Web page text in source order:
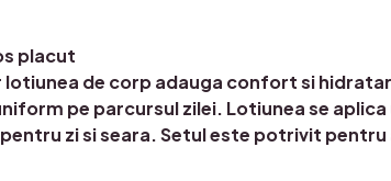
placut
de corp adauga confort si
pe parcursul zilei. Lotiunea se aplica
zi si seara. Setul este potrivit pentru